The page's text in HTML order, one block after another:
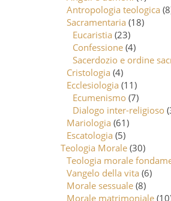
Antropologia teologica
Sacramentaria (18)
Eucaristia (23)
Confessione (4)
Sacerdozio e ordine
Cristologia (4)
Ecclesiologia (11)
Ecumenismo (7)
Dialogo inter-religioso
Mariologia (61)
Escatologia (5)
Teologia Morale (30)
Teologia morale
Vangelo della vita (6)
Morale sessuale (8)
Morale matrimoniale